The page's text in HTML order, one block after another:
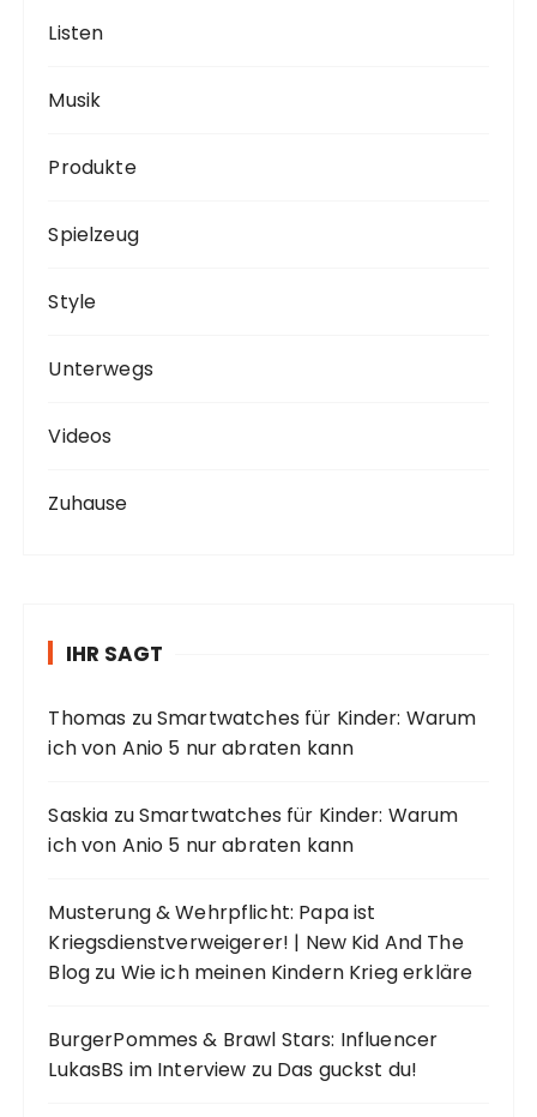
Listen
Musik
Produkte
Spielzeug
Style
Unterwegs
Videos
Zuhause
IHR SAGT
Thomas zuSmartwatches für Kinder: Warum
ich von Anio 5 nur abraten kann
Saskia zuSmartwatches für Kinder: Warum
ich von Anio 5 nur abraten kann
Musterung & Wehrpflicht: Papa ist
Kriegsdienstverweigerer! | New Kid And The
Blog zu Wie ich meinen Kindern Krieg erkläre
BurgerPommes & Brawl Stars: Influencer
LukasBS im Interview zu Das guckst du!